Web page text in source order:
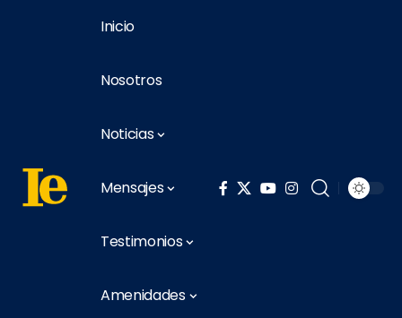
Inicio
Nosotros
Noticias
Mensajes
Testimonios
Amenidades